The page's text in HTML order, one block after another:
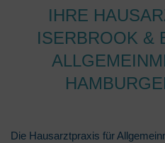
IHRE
ISERBROOK &
Die Hausarztpraxis für